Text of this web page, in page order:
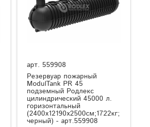
арт. 559908
Резервуар пожарный
ModulTank PR 45
подземный Родлекс
цилиндрический 45000 л.
горизонтальный
(2400x12190x2500см;1722кг;
черный) - арт.559908